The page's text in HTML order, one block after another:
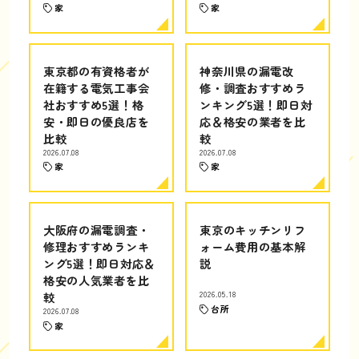
家 家
東京都の有資格者が
在籍する電気工事会
社おすすめ5選！格
安・即日の優良店を
比較
2026.07.08
家
神奈川県の漏電改
修・調査おすすめラ
ンキング5選！即日対
応＆格安の業者を比
較
2026.07.08
家
大阪府の漏電調査・
修理おすすめランキ
ング5選！即日対応＆
格安の人気業者を比
較
2026.07.08
家
東京のキッチンリフ
ォーム費用の基本解
説
2026.05.18
台所